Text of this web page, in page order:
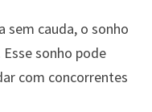
sem cauda, o sonho
sonho pode
com concorrentes